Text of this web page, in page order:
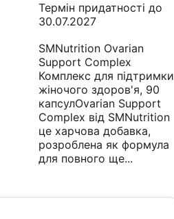
Термін придатності до
30.07.2027
SMNutrition Ovarian
Support Complex
Комплекс для підтримки
жіночого здоров'я, 90
капсулOvarian Support
Complex від SMNutrition
це харчова добавка,
розроблена як формула
для повного ще...